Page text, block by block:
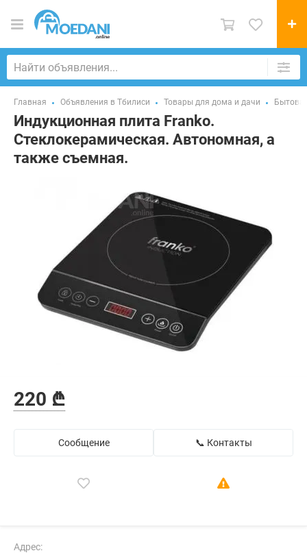
Главная Объявления в Тбилиси Товары для дома и дачи
Индукционная плита Franko.
Стеклокерамическая. Автономная, а
также съемная.
220 ₾
Сообщение 📞 Контакты
Адрес: